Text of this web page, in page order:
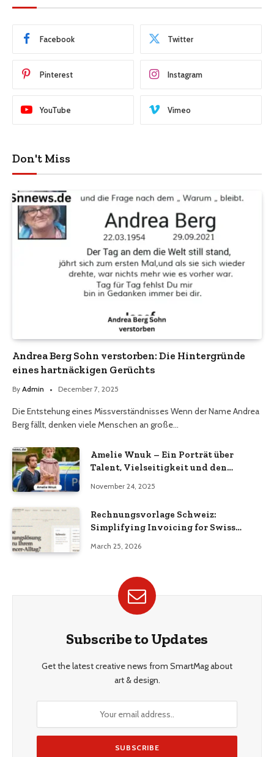
Facebook Twitter
Pinterest Instagram
YouTube Vimeo
Don't Miss
Andrea Berg Sohn verstorben: Die Hintergründe
eines hartnäckigen Gerüchts
By Admin December 7, 2025
Die Entstehung eines Missverständnisses Wenn der Name Andrea
Berg fällt, denken viele Menschen an große…
Amelie Wnuk – Ein Porträt über
Talent, Vielseitigkeit und den
November 24, 2025
Rechnungsvorlage Schweiz:
Simplifying Invoicing for Swiss
March 25, 2026
Subscribe to Updates
Get the latest creative news from SmartMag about
art & design.